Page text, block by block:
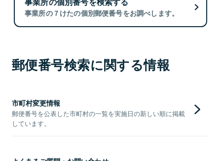
事業所の７けたの個別郵便番号をお調べします。
郵便番号検索に関する情報
市町村変更情報
郵便番号を公表した市町村の一覧を実施日の新しい順に掲載
しています。